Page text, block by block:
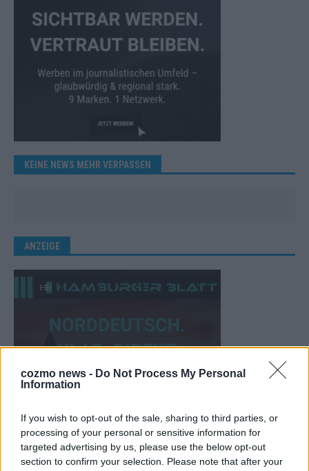
cozmo news - Do Not Process My Personal
Information
If you wish to opt-out of the sale, sharing to third parties, or
processing of your personal or sensitive information for
targeted advertising by us, please use the below opt-out
section to confirm your selection. Please note that after your
KEINE NEWS MEHR VERPASSEN
ANZEIGE